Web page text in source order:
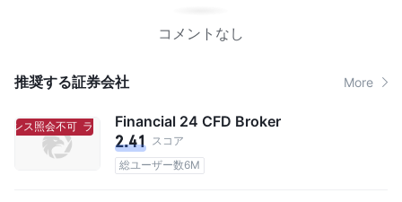
コメントなし
推奨する証券会社 More
ンス照会不可 ライセンス照会不可
Financial 24 CFD Broker
2.41 スコア
総ユーザー数6M